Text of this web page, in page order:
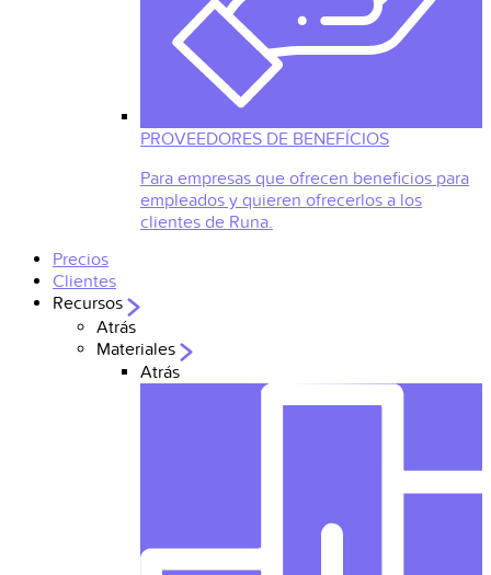
PROVEEDORES DE BENEFÍCIOS
Para empresas que ofrecen beneficios para
empleados y quieren ofrecerlos a los
clientes de Runa.
Precios
Clientes
Recursos
Atrás
Materiales
Atrás